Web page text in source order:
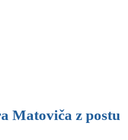
Matoviča z postu